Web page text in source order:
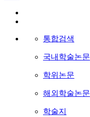
통합검색
국내학술논문
학위논문
해외학술논문
학술지